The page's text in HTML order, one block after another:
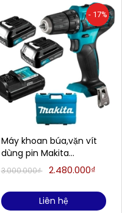
- 17%
Máy khoan búa,vặn vít
dùng pin Makita
HP333DSYE (12V/1.5Ah)
3.000.000₫ 2.480.000₫
Liên hệ